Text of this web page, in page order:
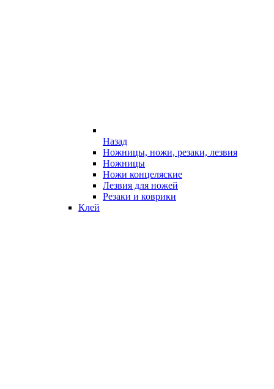
Назад
Ножницы, ножи, резаки, лезвия
Ножницы
Ножи концеляские
Лезвия для ножей
Резаки и коврики
Клей